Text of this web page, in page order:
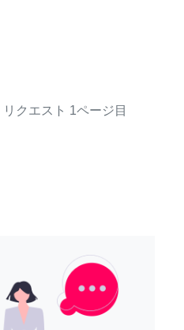
リクエスト 1ページ目